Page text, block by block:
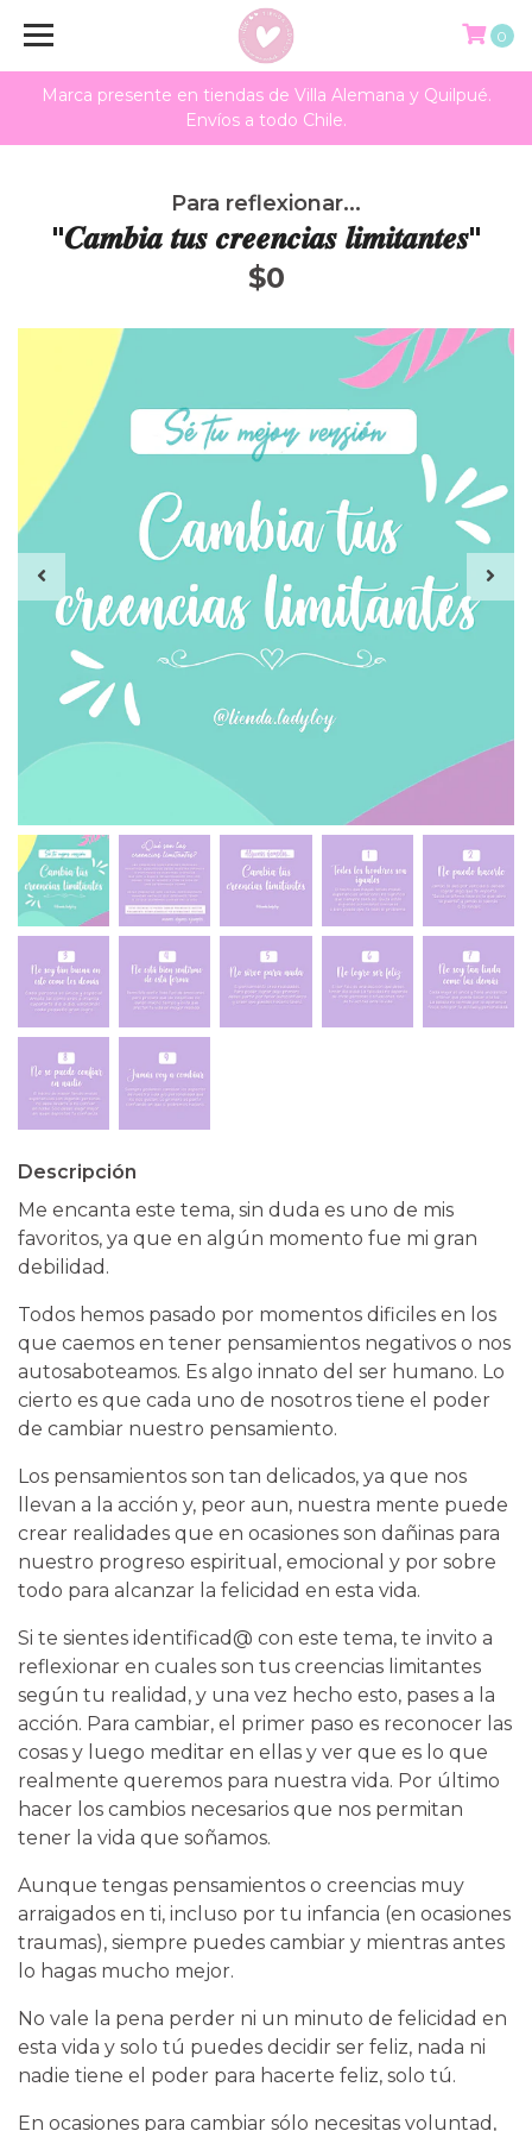
Marca presente en tiendas de Villa Alemana y Quilpué.
Envíos a todo Chile.
0
Para reflexionar...
"𝑪𝒂𝒎𝒃𝒊𝒂 𝒕𝒖𝒔 𝒄𝒓𝒆𝒆𝒏𝒄𝒊𝒂𝒔 𝒍𝒊𝒎𝒊𝒕𝒂𝒏𝒕𝒆𝒔"
$0
Descripción
Me encanta este tema, sin duda es uno de mis
favoritos, ya que en algún momento fue mi gran
debilidad.
Todos hemos pasado por momentos dificiles en los
que caemos en tener pensamientos negativos o nos
autosaboteamos. Es algo innato del ser humano. Lo
cierto es que cada uno de nosotros tiene el poder
de cambiar nuestro pensamiento.
Los pensamientos son tan delicados, ya que nos
llevan a la acción y, peor aun, nuestra mente puede
crear realidades que en ocasiones son dañinas para
nuestro progreso espiritual, emocional y por sobre
todo para alcanzar la felicidad en esta vida.
Si te sientes identificad@ con este tema, te invito a
reflexionar en cuales son tus creencias limitantes
según tu realidad, y una vez hecho esto, pases a la
acción. Para cambiar, el primer paso es reconocer las
cosas y luego meditar en ellas y ver que es lo que
realmente queremos para nuestra vida. Por último
hacer los cambios necesarios que nos permitan
tener la vida que soñamos.
Aunque tengas pensamientos o creencias muy
arraigados en ti, incluso por tu infancia (en ocasiones
traumas), siempre puedes cambiar y mientras antes
lo hagas mucho mejor.
No vale la pena perder ni un minuto de felicidad en
esta vida y solo tú puedes decidir ser feliz, nada ni
nadie tiene el poder para hacerte feliz, solo tú.
En ocasiones para cambiar sólo necesitas voluntad,